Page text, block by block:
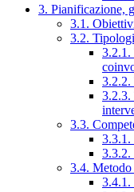
3. Pianificazione,
3.1.
3.2.
3.2.1.
3.2.2.
3.2.3.
3.3.
3.3.1.
3.3.2.
3.4.
3.4.1.